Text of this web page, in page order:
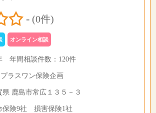
- (0件)
オンライン相談
年間相談件数： 120件
ラスワン保険企画
県 鹿島市常広１３５－３
保険9社 損害保険1社